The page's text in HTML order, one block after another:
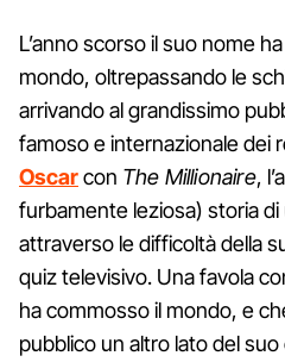
L’anno scorso il suo nome
mondo, oltrepassando le
arrivando al grandissimo
famoso e internazionale dei
Oscarcon The Millionaire,
furbamente leziosa) storia
attraverso le difficoltà della
quiz televisivo. Una favola
ha commosso il mondo, e
pubblico un altro lato del suo